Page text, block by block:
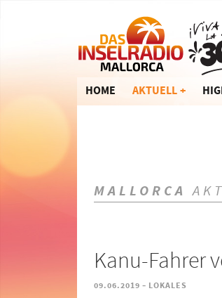
HOME AKTUELL
MALLORCA
Kanu-Fahrer
09.06.2019 - LOKALES